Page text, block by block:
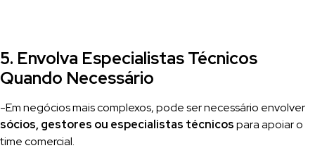
5. Envolva Especialistas Técnicos
Quando Necessário
-Em negócios mais complexos, pode ser necessário envolver
sócios, gestores ou especialistas técnicospara apoiar o
time comercial.